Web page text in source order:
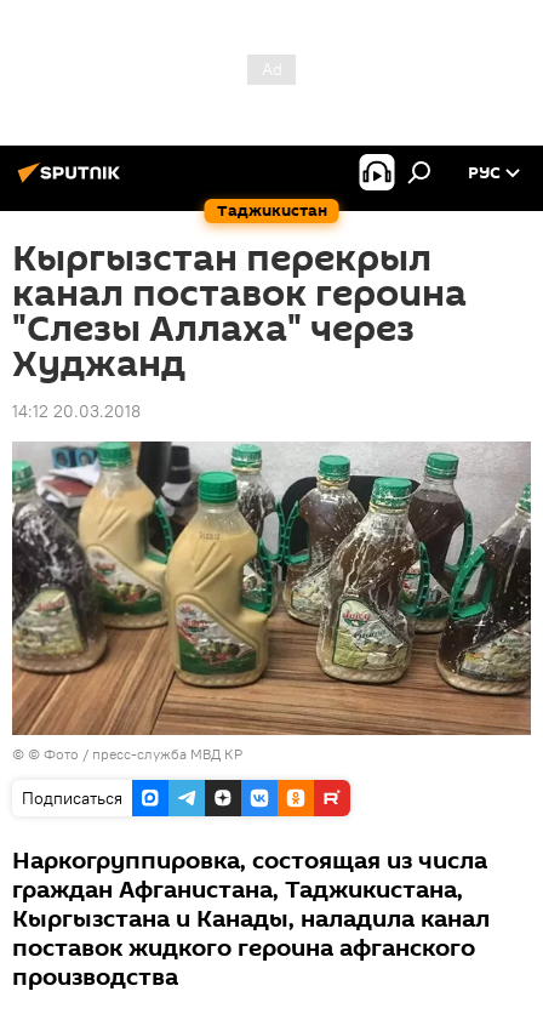
Таджикистан
РУС
Кыргызстан перекрыл
канал поставок героина
"Слезы Аллаха" через
Худжанд
14:12 20.03.2018
© © Фото / пресс-служба МВД КР
Подписаться
Наркогруппировка, состоящая из числа
граждан Афганистана, Таджикистана,
Кыргызстана и Канады, наладила канал
поставок жидкого героина афганского
производства